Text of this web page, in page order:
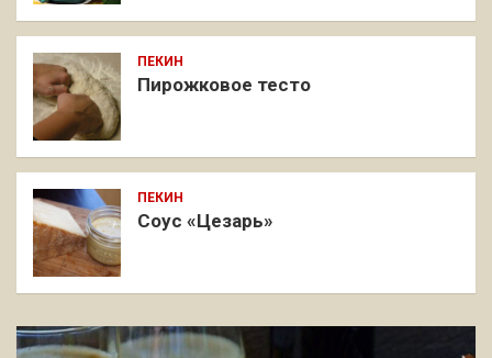
ПЕКИН
Пирожковое тесто
ПЕКИН
Соус «Цезарь»